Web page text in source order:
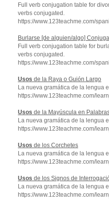
Full verb conjugation table for
verbs conjugated.
https://www.123teachme.com/
Burlarse [de alguien/algo]
Full verb conjugation table for
verbs conjugated.
https://www.123teachme.com/
Usos de la Raya o Guión Largo
La nueva gramática de la lengua
https://www.123teachme.com/
Usos de la Mayúscula en
La nueva gramática de la lengua
https://www.123teachme.com/
Usos de los Corchetes
La nueva gramática de la lengua
https://www.123teachme.com/
Usos de los Signos de
La nueva gramática de la lengua
https://www.123teachme.com/